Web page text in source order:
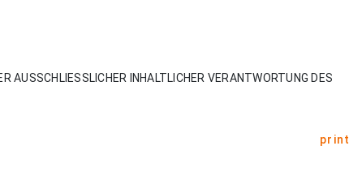
AUSSCHLIESSLICHER INHALTLICHER VERANTWORTUNG DES
print